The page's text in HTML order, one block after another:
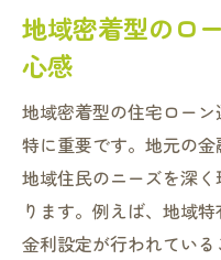
地域密着型のロ
心感
地域密着型の住宅ロー
特に重要です。地元の金
地域住民のニーズを深
ります。例えば、地域
金利設定が行われてい